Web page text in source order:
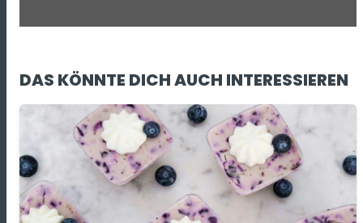
DAS KÖNNTE DICH AUCH INTERESSIEREN